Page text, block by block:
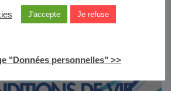
J'accepte Je refuse
"Données personnelles" >>